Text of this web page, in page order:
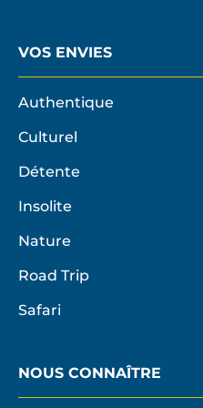
VOS ENVIES
Authentique
Culturel
Détente
Insolite
Nature
Road Trip
Safari
NOUS CONNAÎTRE